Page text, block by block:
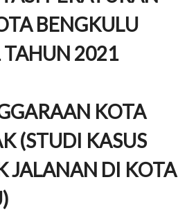
BENGKULU
2021
KOTA
(STUDI KASUS
JALANAN DI KOTA